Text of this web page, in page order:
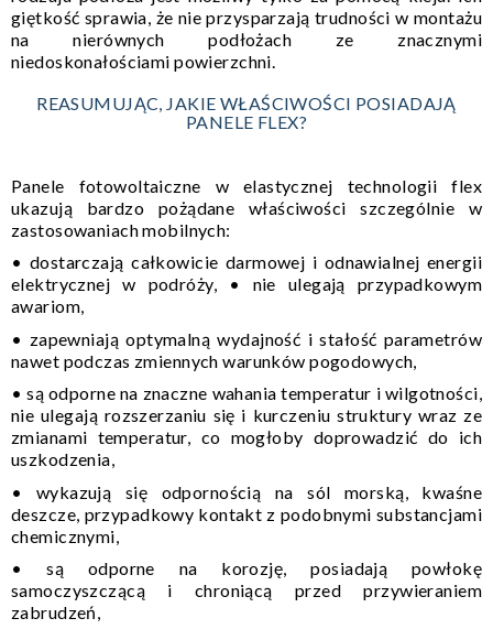
giętkość sprawia, że nie przysparzają trudności w montażu
na nierównych podłożach ze znacznymi
niedoskonałościami powierzchni.
REASUMUJĄC, JAKIE WŁAŚCIWOŚCI POSIADAJĄ
PANELE FLEX?
Panele fotowoltaiczne w elastycznej technologii flex
ukazują bardzo pożądane właściwości szczególnie w
zastosowaniach mobilnych:
• dostarczają całkowicie darmowej i odnawialnej energii
elektrycznej w podróży, • nie ulegają przypadkowym
awariom,
• zapewniają optymalną wydajność i stałość parametrów
nawet podczas zmiennych warunków pogodowych,
• są odporne na znaczne wahania temperatur i wilgotności,
nie ulegają rozszerzaniu się i kurczeniu struktury wraz ze
zmianami temperatur, co mogłoby doprowadzić do ich
uszkodzenia,
• wykazują się odpornością na sól morską, kwaśne
deszcze, przypadkowy kontakt z podobnymi substancjami
chemicznymi,
• są odporne na korozję, posiadają powłokę
samoczyszczącą i chroniącą przed przywieraniem
zabrudzeń,